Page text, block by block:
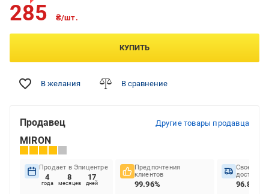
285 ₴/шт.
КУПИТЬ
В желания В сравнение
Продавец Другие товары продавца
MIRON
Продает в Эпицентре
4
года
8
месяцев
17
дней
Предпочтения
клиентов
99.96%
доставок
96.87%